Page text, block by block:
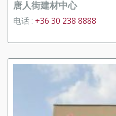
唐人街建材中心
电话 : +36 30 238 8888